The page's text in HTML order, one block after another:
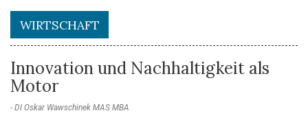
WIRTSCHAFT
Innovation und Nachhaltigkeit als
Motor
DI Oskar Wawschinek MAS MBA